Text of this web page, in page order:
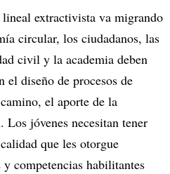
extractivista va migrando
circular, los ciudadanos, las
civil y la academia deben
el diseño de procesos de
el aporte de la
Los jóvenes necesitan tener
que les otorgue
competencias habilitantes